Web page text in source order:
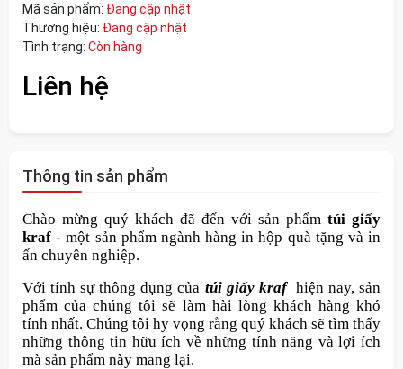
Mã sản phẩm: Đang cập nhật
Thương hiệu: Đang cập nhật
Tình trạng: Còn hàng
Liên hệ
Thông tin sản phẩm
Chào mừng quý khách đã đến với sản phẩm túi giấy
kraf - một sản phẩm ngành hàng in hộp quà tặng và in
ấn chuyên nghiệp.
Với tính sự thông dụng của túigiấy kraf hiện nay, sản
phẩm của chúng tôi sẽ làm hài lòng khách hàng khó
tính nhất. Chúng tôi hy vọng rằng quý khách sẽ tìm thấy
những thông tin hữu ích về những tính năng và lợi ích
mà sản phẩm này mang lại.